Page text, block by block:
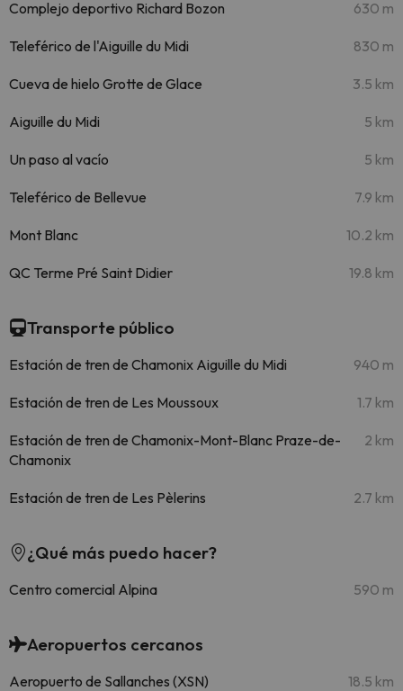
Complejo deportivo Richard Bozon 630 m
Teleférico de l'Aiguille du Midi 830 m
Cueva de hielo Grotte de Glace 3.5 km
Aiguille du Midi 5 km
Un paso al vacío 5 km
Teleférico de Bellevue 7.9 km
Mont Blanc 10.2 km
QC Terme Pré Saint Didier 19.8 km
Transporte público
Estación de tren de Chamonix Aiguille du Midi 940 m
Estación de tren de Les Moussoux 1.7 km
Estación de tren de Chamonix-Mont-Blanc Praze-de-
Chamonix
2 km
Estación de tren de Les Pèlerins 2.7 km
¿Qué más puedo hacer?
Centro comercial Alpina 590 m
Aeropuertos cercanos
Aeropuerto de Sallanches (XSN) 18.5 km